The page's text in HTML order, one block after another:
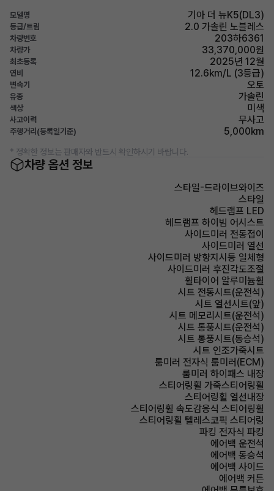
모델명 기아 더 뉴K5(DL3)
등급/트림 2.0 가솔린 노블레스
차량번호 203하6361
차량가 33,370,000원
최초등록 2025년 12월
연비 12.6km/L (3등급)
변속기 오토
유종 가솔린
색상 미색
사고이력 무사고
주행거리(등록일기준) 5,000km
* 정확한 정보는 판매자와 반드시 확인하시기 바랍니다.
차량 옵션 정보
스타일-드라이브와이즈
스타일
헤드램프 LED
헤드램프 하이빔 어시스트
사이드미러 전동접이
사이드미러 열선
사이드미러 방향지시등 일체형
사이드미러 후진각도조절
휠타이어 알루미늄휠
시트 전동시트(운전석)
시트 열선시트(앞)
시트 메모리시트(운전석)
시트 통풍시트(운전석)
시트 통풍시트(동승석)
시트 인조가죽시트
룸미러 전자식 룸미러(ECM)
룸미러 하이패스 내장
스티어링휠 가죽스티어링휠
스티어링휠 열선내장
스티어링휠 속도감응식 스티어링휠
스티어링휠 텔레스코픽 스티어링
파킹 전자식 파킹
에어백 운전석
에어백 동승석
에어백 사이드
에어백 커튼